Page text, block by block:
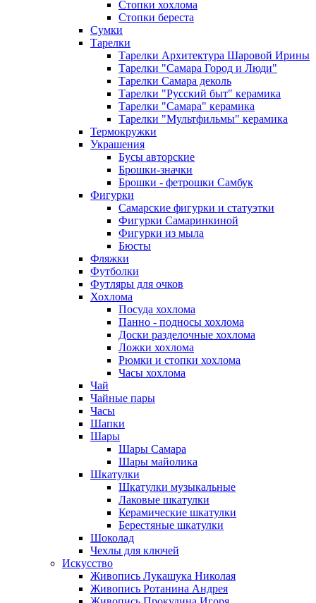
Стопки хохлома
Стопки береста
Сумки
Тарелки
Тарелки Архитектура Шаровой Ирины
Тарелки "Самара Город и Люди"
Тарелки Самара деколь
Тарелки "Русский быт" керамика
Тарелки "Самара" керамика
Тарелки "Мультфильмы" керамика
Термокружки
Украшения
Бусы авторские
Брошки-значки
Брошки - фетрошки Самбук
Фигурки
Самарские фигурки и статуэтки
Фигурки Самаринкиной
Фигурки из мыла
Бюсты
Фляжки
Футболки
Футляры для очков
Хохлома
Посуда хохлома
Панно - подносы хохлома
Доски разделочные хохлома
Ложки хохлома
Рюмки и стопки хохлома
Часы хохлома
Чай
Чайные пары
Часы
Шапки
Шары
Шары Самара
Шары майолика
Шкатулки
Шкатулки музыкальные
Лаковые шкатулки
Керамические шкатулки
Берестяные шкатулки
Шоколад
Чехлы для ключей
Искусство
Живопись Лукашука Николая
Живопись Ротанина Андрея